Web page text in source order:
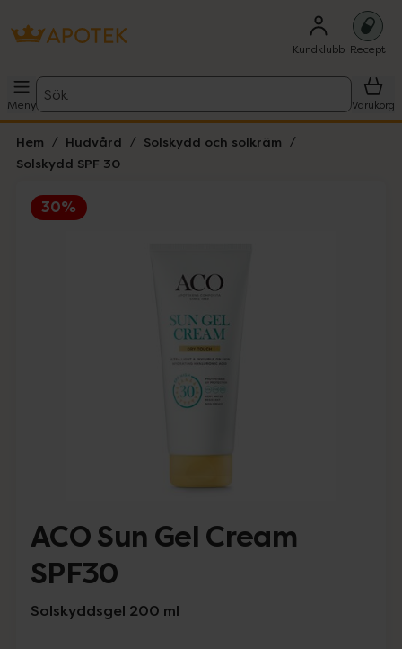
Kundklubb Recept
Meny
Sök
Varukorg
Hem Hudvård
Solskydd och solkräm
Solskydd SPF 30
30%
ACO Sun Gel Cream
SPF30
Solskyddsgel 200 ml